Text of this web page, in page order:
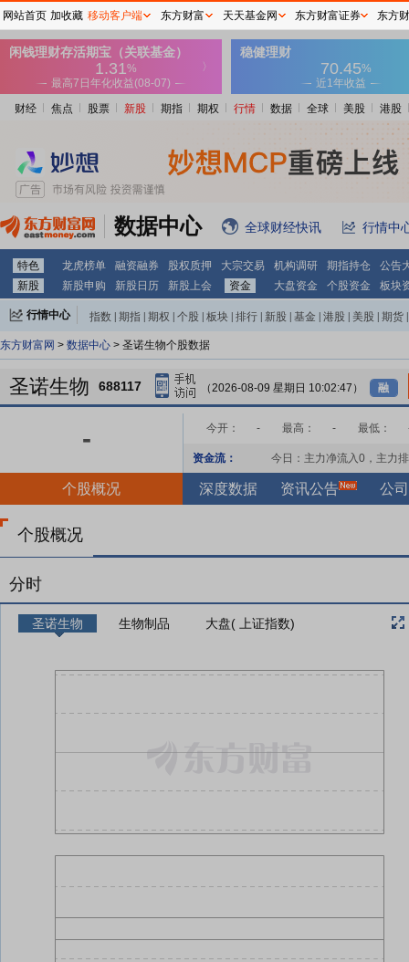
财经 焦点 股票 新股 期指 期权 行情 数据 全球 美股 港股
数据中心 全球财经快讯 行情中
特色 龙虎榜单 融资融券 股权质押 大宗交易 机构调研 期指持仓
公告
新股
新股申购 新股日历 新股上会 资金 大盘资金 个股资金 板块
行情中心 指数 期指 期权 个股 板块 排行 新股 基金 港股 美股 期货
东方财富网 > 数据中心 > 圣诺生物个股数据
圣诺生物 688117 （2026-08-09 星期日 10:02:47） 融
- 今开： - 最高： - 最低：
资金流： 今日：主力净流入0 ，主力
个股概况 深度数据 资讯公告 公
个股概况
分时
圣诺生物 生物制品 大盘( 上证指数)
网站首页 加收藏 移动客户端 东方财富 天天基金网 东方财富证券 东方